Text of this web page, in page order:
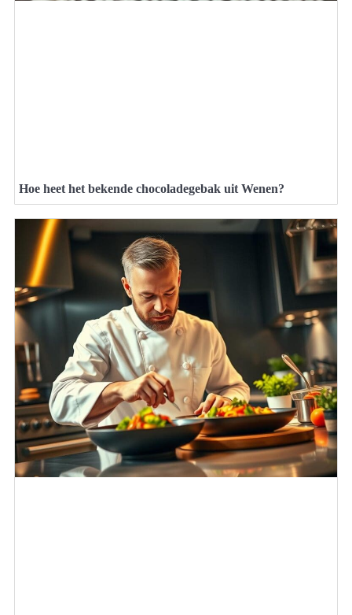
Hoe heet het bekende chocoladegebak uit Wenen?